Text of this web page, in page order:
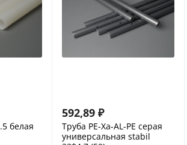
белая
592,89 ₽
Труба PE-Xa-AL-PE серая
универсальная stabil